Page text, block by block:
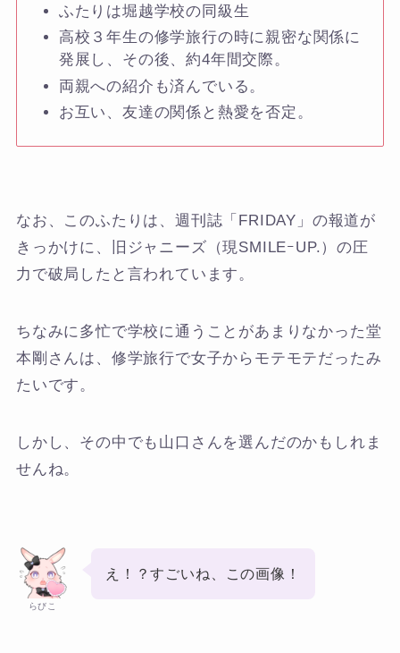
ふたりは堀越学校の同級生
高校３年生の修学旅行の時に親密な関係に
発展し、その後、約4年間交際。
両親への紹介も済んでいる。
お互い、友達の関係と熱愛を否定。
なお、このふたりは、週刊誌「FRIDAY」の報道が
きっかけに、旧ジャニーズ（現SMILEｰUP.）の圧
力で破局したと言われています。
ちなみに多忙で学校に通うことがあまりなかった堂
本剛さんは、修学旅行で女子からモテモテだったみ
たいです。
しかし、その中でも山口さんを選んだのかもしれま
せんね。
らびこ
え！？すごいね、この画像！